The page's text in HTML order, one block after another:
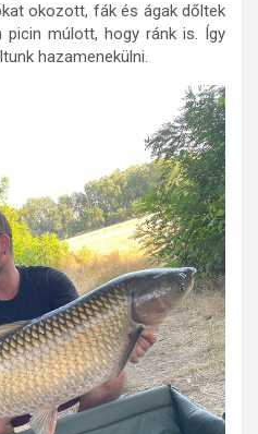
okozott, fák és ágak dőltek
picin múlott, hogy ránk is. Így
hazamenekülni.